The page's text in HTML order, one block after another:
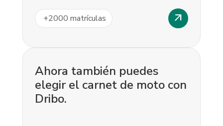
+2000 matrículas arrow_outward
Ahora también puedes
elegir el carnet de moto con
Dribo.